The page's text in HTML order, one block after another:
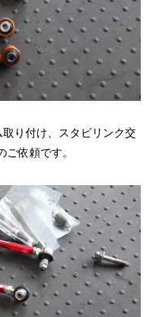
り付け、スタビリンク交
依頼です。